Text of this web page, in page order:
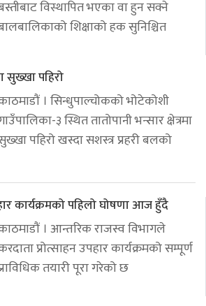
विस्थापित भएका वा हुन सक्ने
शिक्षाको हक सुनिश्चित
सुख्खा पहिरो
। सिन्धुपाल्चोकको भोटेकोशी
३ स्थित तातोपानी भन्सार क्षेत्रमा
पहिरो खस्दा सशस्त्र प्रहरी बलको
कार्यक्रमको पहिलो घोषणा आज हुँदै
। आन्तरिक राजस्व विभागले
प्रोत्साहन उपहार कार्यक्रमको सम्पूर्ण
तयारी पूरा गरेको छ